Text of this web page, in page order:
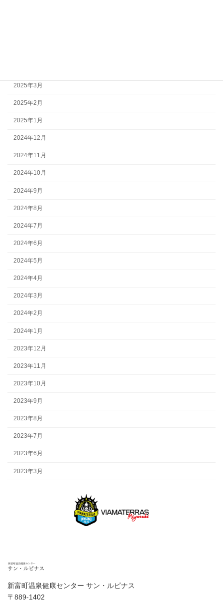
2025年3月
2025年2月
2025年1月
2024年12月
2024年11月
2024年10月
2024年9月
2024年8月
2024年7月
2024年6月
2024年5月
2024年4月
2024年3月
2024年2月
2024年1月
2023年12月
2023年11月
2023年10月
2023年9月
2023年8月
2023年7月
2023年6月
2023年3月
新富町温泉健康センター サン・ルピナス
〒889-1402